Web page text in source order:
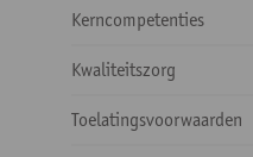
Kerncompetenties
Kwaliteitszorg
Toelatingsvoorwaarden